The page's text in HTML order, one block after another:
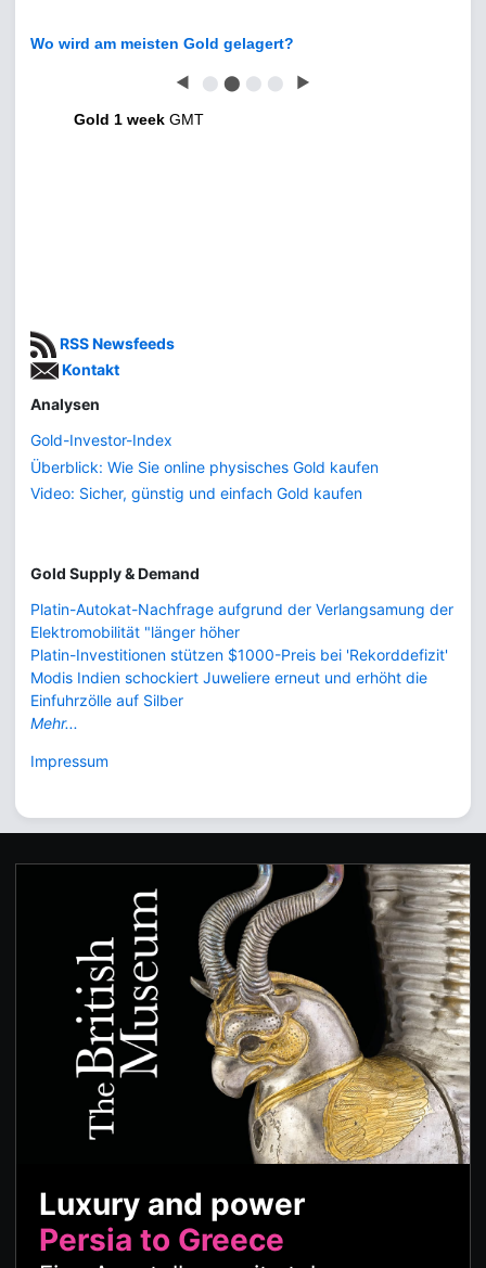
Wo wird am meisten Gold gelagert?
◀ ⬤ ⬤ ⬤ ⬤ ▶
Gold 1 week GMT
RSS Newsfeeds
Kontakt
Analysen
Gold-Investor-Index
Überblick: Wie Sie online physisches Gold kaufen
Video: Sicher, günstig und einfach Gold kaufen
Gold Supply & Demand
Platin-Autokat-Nachfrage aufgrund der Verlangsamung der
Elektromobilität "länger höher
Platin-Investitionen stützen $1000-Preis bei 'Rekorddefizit'
Modis Indien schockiert Juweliere erneut und erhöht die
Einfuhrzölle auf Silber
Mehr...
Impressum
Luxury and power
Persia to Greece